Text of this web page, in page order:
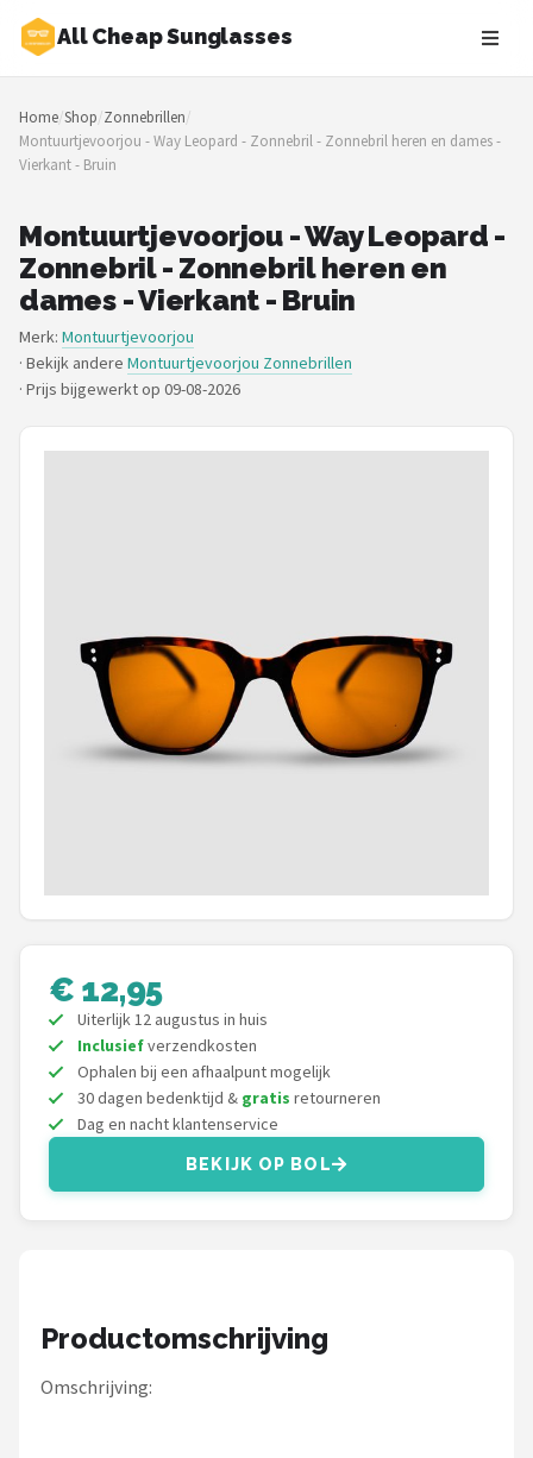
All Cheap Sunglasses
Zoeken
NAVIGATIE
Shop
Merken
Blog
Zonnebrillen
Baby zonnebrillen
Kingseven
Sinner
Maesy
Guess
Serengeti
Alle merken →
Home/Shop/Zonnebrillen/
Montuurtjevoorjou - Way Leopard - Zonnebril - Zonnebril heren en dames -
Vierkant - Bruin
Montuurtjevoorjou - Way Leopard -
Zonnebril - Zonnebril heren en
dames - Vierkant - Bruin
Merk: Montuurtjevoorjou
· Bekijk andere Montuurtjevoorjou Zonnebrillen
· Prijs bijgewerkt op 09-08-2026
€ 12,95
Uiterlijk 12 augustus in huis
Inclusiefverzendkosten
Ophalen bij een afhaalpunt mogelijk
30 dagen bedenktijd & gratis retourneren
Dag en nacht klantenservice
BEKIJK OP BOL
Productomschrijving
Omschrijving: